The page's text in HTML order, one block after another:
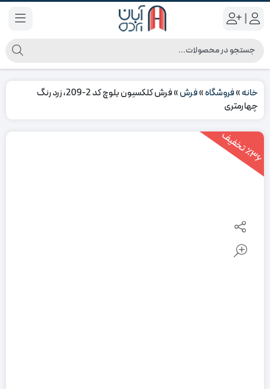
|
خانه»فروشگاه»فرش»
فرش کلکسیون بلوچ کد 2-209، زرد رنگ
چهارمتری
٪3
6
ت
خ
ف
یف